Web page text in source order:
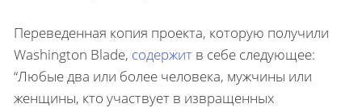
Переведенная копия проекта, которую получили
Washington Blade, содержит в себе следующее:
“Любые два или более человека, мужчины или
женщины, кто участвует в извращенных